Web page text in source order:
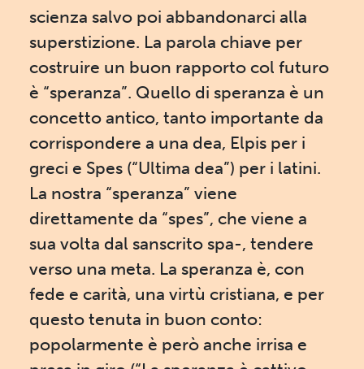
scienza salvo poi abbandonarci alla
superstizione. La parola chiave per
costruire un buon rapporto col futuro
è “speranza”. Quello di speranza è un
concetto antico, tanto importante da
corrispondere a una dea, Elpis per i
greci e Spes (“Ultima dea”) per i latini.
La nostra “speranza” viene
direttamente da “spes”, che viene a
sua volta dal sanscrito spa-, tendere
verso una meta. La speranza è, con
fede e carità, una virtù cristiana, e per
questo tenuta in buon conto:
popolarmente è però anche irrisa e